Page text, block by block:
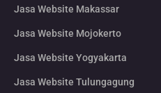
Jasa Website Makassar
Jasa Website Mojokerto
Jasa Website Yogyakarta
Jasa Website Tulungagung